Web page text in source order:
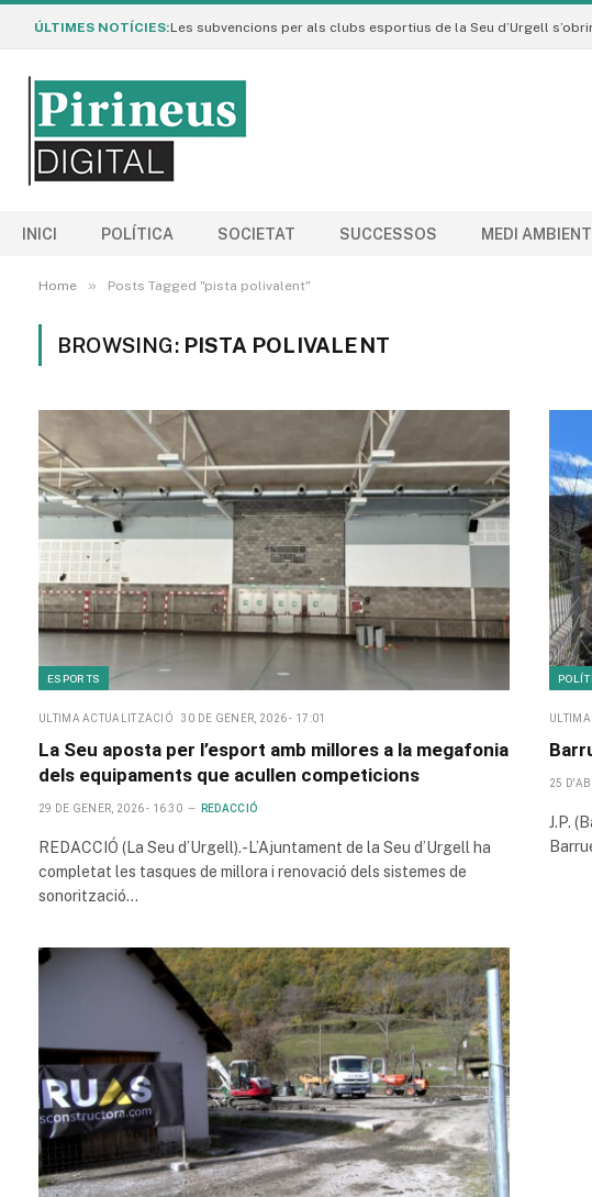
ÚLTIMES NOTÍCIES:
INICI POLÍTICA SOCIETAT SUCCESSOS MEDI AMBIENT
Home » Posts Tagged "pista polivalent"
BROWSING: PISTA POLIVALENT
ESPORTS
ULTIMA ACTUALITZACIÓ 30 DE GENER, 2026 - 17:01
La Seu aposta per l’esport amb millores a la megafonia
dels equipaments que acullen competicions
29 DE GENER, 2026 - 16:30 REDACCIÓ
REDACCIÓ (La Seu d’Urgell).-L’Ajuntament de la Seu d’Urgell ha
completat les tasques de millora i renovació dels sistemes de
sonorització…
25
J.P.